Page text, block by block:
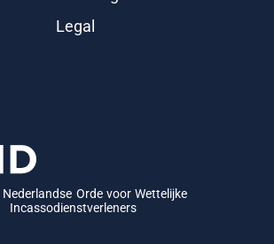
Legal
Orde voor Wettelijke
Incassodienstverleners